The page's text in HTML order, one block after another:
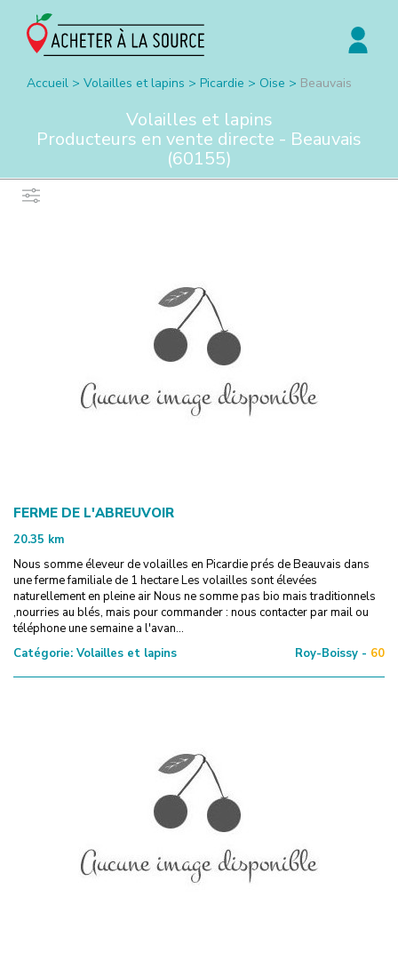
Accueil > Volailles et lapins > Picardie > Oise > Beauvais
Volailles et lapins
Producteurs en vente directe - Beauvais
(60155)
FERME DE L'ABREUVOIR
20.35 km
Nous somme éleveur de volailles en Picardie prés de Beauvais dans
une ferme familiale de 1 hectare Les volailles sont élevées
naturellement en pleine air Nous ne somme pas bio mais traditionnels
,nourries au blés, mais pour commander : nous contacter par mail ou
téléphone une semaine a l'avan...
Catégorie: Volailles et lapins Roy-Boissy - 60